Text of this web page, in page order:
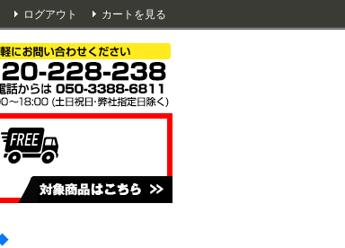
ログアウト カートを見る